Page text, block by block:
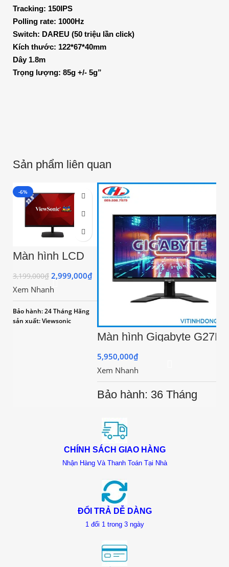
Tracking: 150IPS
Polling rate: 1000Hz
Switch: DAREU (50 triệu lần click)
Kích thước: 122*67*40mm
Dây 1.8m
Trọng lượng: 85g +/- 5g”
Sản phẩm liên quan
-6%
Màn hình LCD
VA2432-H (1920
x
1080/IPS/75Hz/4
ms)
3,199,000₫ 2,999,000₫
Xem Nhanh
Bảo hành: 24 Tháng Hãng
sản xuất: Viewsonic
Màn hình Gigabyte G27FC
inch/FHD/VA/165Hz/1ms/
nits/HDMI+DP/Cong)
5,950,000₫
Xem Nhanh
Bảo hành: 36 Tháng
CHÍNH SÁCH GIAO HÀNG
Nhận Hàng Và Thanh Toán Tại Nhà
ĐỔI TRẢ DỄ DÀNG
1 đổi 1 trong 3 ngày